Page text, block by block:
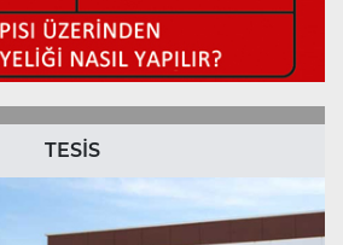
TESİS